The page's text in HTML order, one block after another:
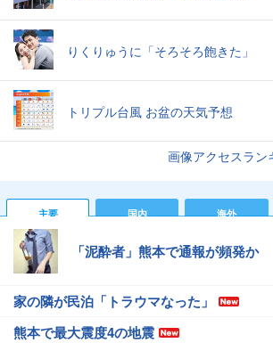
りくりゅうに「そろそろ飽きた」
トリプル台風 お盆の天気予想
画像アクセスラン
主要 国内 海外
「泥酔者」熊本で通報が頻発か
家の隣が民泊「トラウマなった」
熊本で最大震度4の地震